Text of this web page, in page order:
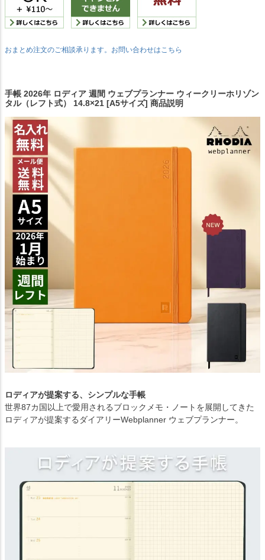
おまとめ注文のご相談承ります。お問い合わせはこちら
手帳 2026年 ロディア 週間 ウェブプランナー ウィークリーホリゾン
タル（レフト式） 14.8×21 [A5サイズ] 商品説明
ロディアが提案する、シンプルな手帳
世界87カ国以上で愛用されるブロックメモ・ノートを展開してきた
ロディアが提案するダイアリーWebplanner ウェブプランナー。